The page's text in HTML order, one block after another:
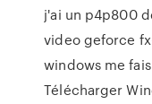
j'ai un p4p800
video geforce
windows me
Télécharger